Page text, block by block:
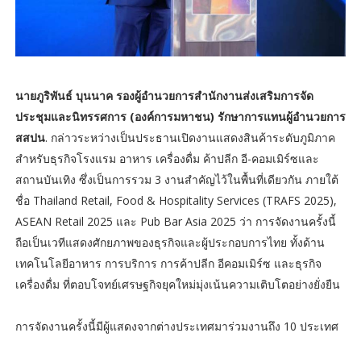
นายภูริพันธ์ บุนนาค รองผู้อำนวยการสำนักงานส่งเสริมการจัด
ประชุมและนิทรรศการ (องค์การมหาชน) รักษาการแทนผู้อำนวยการ
สสปน. กล่าวระหว่างเป็นประธานเปิดงานแสดงสินค้าระดับภูมิภาค
สำหรับธุรกิจโรงแรม อาหาร เครื่องดื่ม ค้าปลีก อี-คอมเมิร์ซและ
สถานบันเทิง ซึ่งเป็นการรวม 3 งานสำคัญไว้ในพื้นที่เดียวกัน ภายใต้
ชื่อ Thailand Retail, Food & Hospitality Services (TRAFS 2025),
ASEAN Retail 2025 และ Pub Bar Asia 2025 ว่า การจัดงานครั้งนี้
ถือเป็นเวทีแสดงศักยภาพของธุรกิจและผู้ประกอบการไทย ทั้งด้าน
เทคโนโลยีอาหาร การบริการ การค้าปลีก อีคอมเมิร์ซ และธุรกิจ
เครื่องดื่ม ที่ตอบโจทย์เศรษฐกิจยุคใหม่มุ่งเน้นความเติบโตอย่างยั่งยืน
การจัดงานครั้งนี้มีผู้แสดงจากต่างประเทศมาร่วมงานถึง 10 ประเทศ